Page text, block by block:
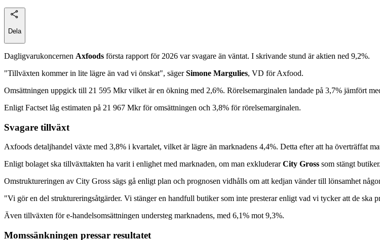
Dela
Dagligvarukoncernen Axfoods första rapport för 2026 var svagare än väntat. I skrivande stund är aktien ned 9,2%.
"Tillväxten kommer in lite lägre än vad vi önskat", sägerSimone Margulies, VD för Axfood.
Omsättningen uppgick till 21 595 Mkr vilket är en ökning med 2,6%. Rörelsemarginalen landade på 3,7% jämfört
Enligt Factset låg estimaten på 21 967 Mkr för omsättningen och 3,8% för rörelsemarginalen.
Svagare tillväxt
Axfoods detaljhandel växte med 3,8% i kvartalet, vilket är lägre än marknadens 4,4%. Detta efter att ha överträffat
Enligt bolaget ska tillväxttakten ha varit i enlighet med marknaden, om man exkluderarCity Gross som stängt butiker.
Omstruktureringen av City Gross sägs gå enligt plan och prognosen vidhålls om att kedjan vänder till lönsamhet
"Vi gör en del struktureringsåtgärder. Vi stänger en handfull butiker som inte presterar enligt vad vi tycker att de ska
Även tillväxten för e-handelsomsättningen understeg marknadens, med 6,1% mot 9,3%.
Momssänkningen pressar resultatet